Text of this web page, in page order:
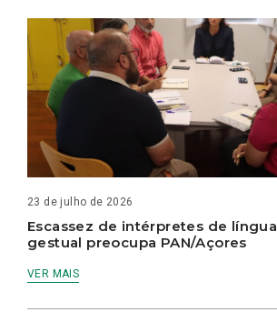
23 de julho de 2026
Escassez de intérpretes de língua
gestual preocupa PAN/Açores
VER MAIS